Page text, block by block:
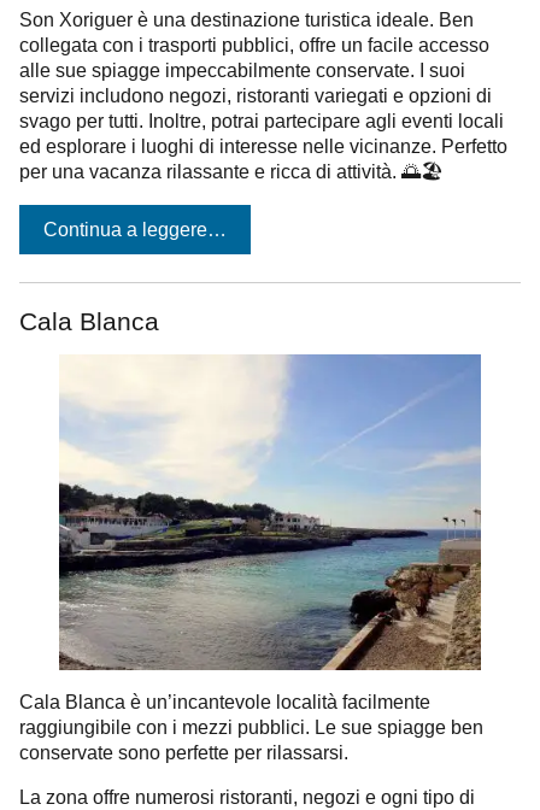
Son Xoriguer è una destinazione turistica ideale. Ben
collegata con i trasporti pubblici, offre un facile accesso
alle sue spiagge impeccabilmente conservate. I suoi
servizi includono negozi, ristoranti variegati e opzioni di
svago per tutti. Inoltre, potrai partecipare agli eventi locali
ed esplorare i luoghi di interesse nelle vicinanze. Perfetto
per una vacanza rilassante e ricca di attività. 🌅🏖️
Continua a leggere…
Cala Blanca
Cala Blanca è un’incantevole località facilmente
raggiungibile con i mezzi pubblici. Le sue spiagge ben
conservate sono perfette per rilassarsi.
La zona offre numerosi ristoranti, negozi e ogni tipo di